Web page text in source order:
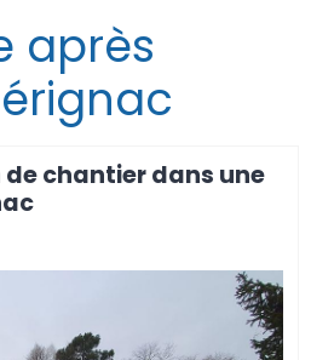
après
chantier dans une